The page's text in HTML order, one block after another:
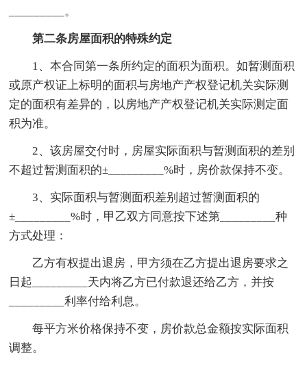
_________。
第二条房屋面积的特殊约定
1、本合同第一条所约定的面积为面积。如暂测面积
或原产权证上标明的面积与房地产产权登记机关实际测
定的面积有差异的，以房地产产权登记机关实际测定面
积为准。
2、该房屋交付时，房屋实际面积与暂测面积的差别
不超过暂测面积的±_________%时，房价款保持不变。
3、实际面积与暂测面积差别超过暂测面积的
±_________%时，甲乙双方同意按下述第_________种
方式处理：
乙方有权提出退房，甲方须在乙方提出退房要求之
日起_________天内将乙方已付款退还给乙方，并按
_________利率付给利息。
每平方米价格保持不变，房价款总金额按实际面积
调整。